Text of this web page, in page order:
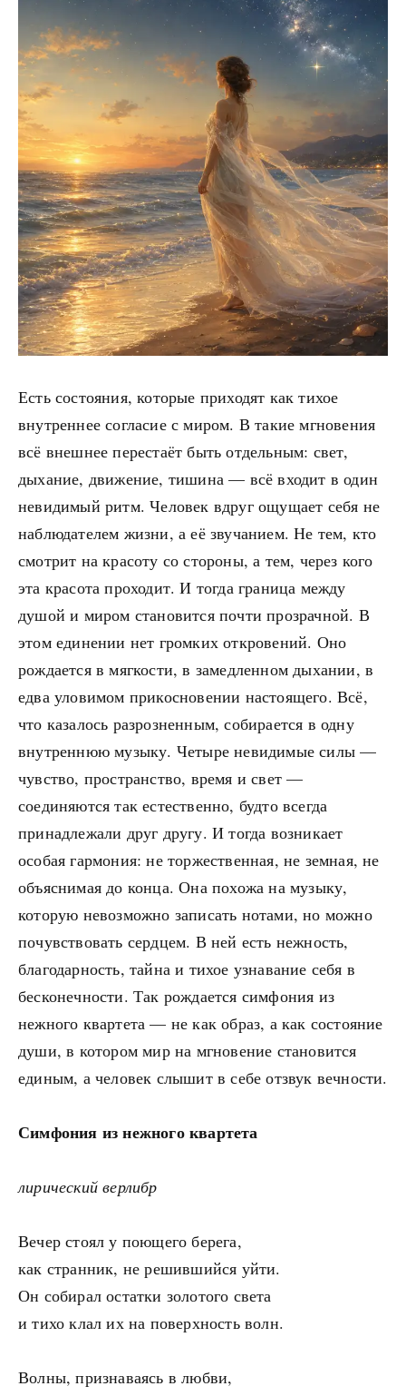
Есть состояния, которые приходят как тихое
внутреннее согласие с миром. В такие мгновения
всё внешнее перестаёт быть отдельным: свет,
дыхание, движение, тишина — всё входит в один
невидимый ритм. Человек вдруг ощущает себя не
наблюдателем жизни, а её звучанием. Не тем, кто
смотрит на красоту со стороны, а тем, через кого
эта красота проходит. И тогда граница между
душой и миром становится почти прозрачной. В
этом единении нет громких откровений. Оно
рождается в мягкости, в замедленном дыхании, в
едва уловимом прикосновении настоящего. Всё,
что казалось разрозненным, собирается в одну
внутреннюю музыку. Четыре невидимые силы —
чувство, пространство, время и свет —
соединяются так естественно, будто всегда
принадлежали друг другу. И тогда возникает
особая гармония: не торжественная, не земная, не
объяснимая до конца. Она похожа на музыку,
которую невозможно записать нотами, но можно
почувствовать сердцем. В ней есть нежность,
благодарность, тайна и тихое узнавание себя в
бесконечности. Так рождается симфония из
нежного квартета — не как образ, а как состояние
души, в котором мир на мгновение становится
единым, а человек слышит в себе отзвук вечности.
Симфония из нежного квартета
лирический верлибр
Вечер стоял у поющего берега,
как странник, не решившийся уйти.
Он собирал остатки золотого света
и тихо клал их на поверхность волн.
Волны, признаваясь в любви,